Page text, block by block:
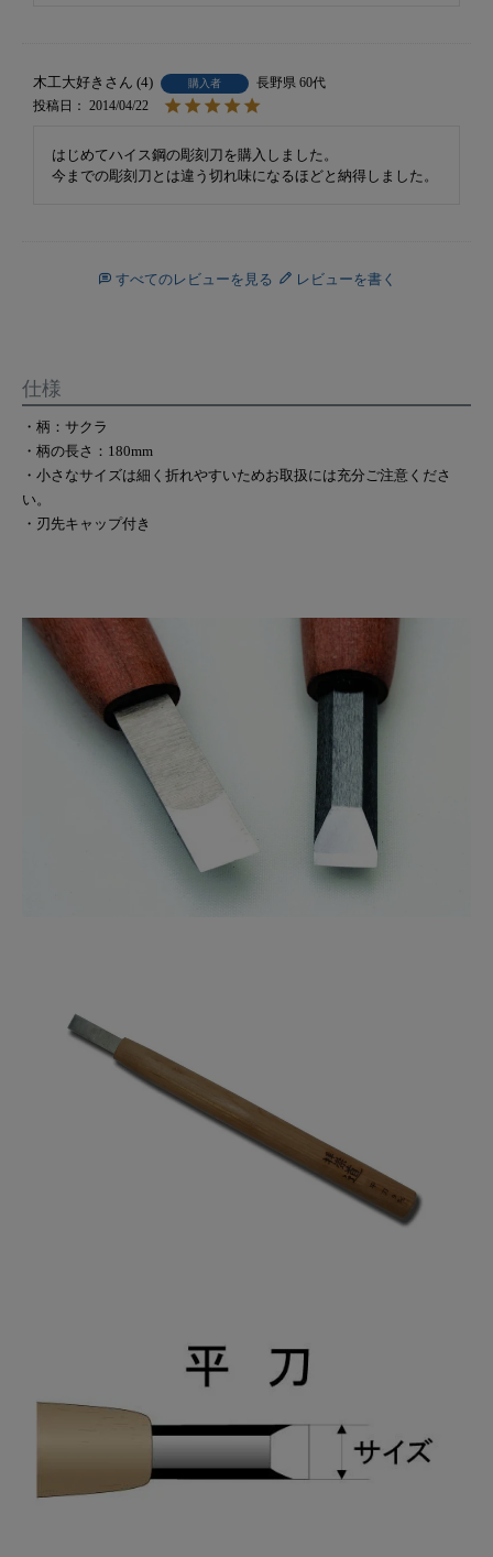
木工大好き 4 購入者 長野県 60代
投稿日
2014/04/22
はじめてハイス鋼の彫刻刀を購入しました。
今までの彫刻刀とは違う切れ味になるほどと納得しました。
すべてのレビューを見る レビューを書く
仕様
・柄：サクラ
・柄の長さ：180mm
・小さなサイズは細く折れやすいためお取扱には充分ご注意くださ
い。
・刃先キャップ付き